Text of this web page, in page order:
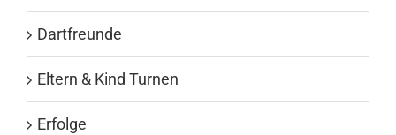
Dartfreunde
Eltern & Kind Turnen
Erfolge